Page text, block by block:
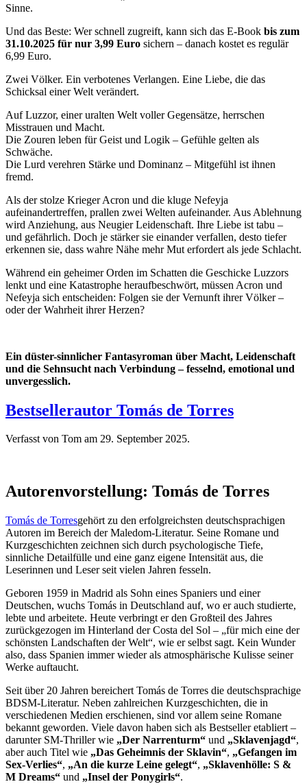
Sinne.
Und das Beste: Wer schnell zugreift, kann sich das E-Book bis zum
31.10.2025 für nur 3,99 Euro sichern – danach kostet es regulär
6,99 Euro.
Zwei Völker. Ein verbotenes Verlangen. Eine Liebe, die das
Schicksal einer Welt verändert.
Auf Luzzor, einer uralten Welt voller Gegensätze, herrschen
Misstrauen und Macht.
Die Zouren leben für Geist und Logik – Gefühle gelten als
Schwäche.
Die Lurd verehren Stärke und Dominanz – Mitgefühl ist ihnen
fremd.
Als der stolze Krieger Acron und die kluge Nefeyja
aufeinandertreffen, prallen zwei Welten aufeinander. Aus Ablehnung
wird Anziehung, aus Neugier Leidenschaft. Ihre Liebe ist tabu –
und gefährlich. Doch je stärker sie einander verfallen, desto tiefer
erkennen sie, dass wahre Nähe mehr Mut erfordert als jede Schlacht.
Während ein geheimer Orden im Schatten die Geschicke Luzzors
lenkt und eine Katastrophe heraufbeschwört, müssen Acron und
Nefeyja sich entscheiden: Folgen sie der Vernunft ihrer Völker –
oder der Wahrheit ihrer Herzen?
Ein düster-sinnlicher Fantasyroman über Macht, Leidenschaft
und die Sehnsucht nach Verbindung – fesselnd, emotional und
unvergesslich.
Bestsellerautor Tomás de Torres
Verfasst von Tom am 29. September 2025.
Autorenvorstellung: Tomás de Torres
Tomás de Torresgehört zu den erfolgreichsten deutschsprachigen
Autoren im Bereich der Maledom-Literatur. Seine Romane und
Kurzgeschichten zeichnen sich durch psychologische Tiefe,
sinnliche Detailfülle und eine ganz eigene Intensität aus, die
Leserinnen und Leser seit vielen Jahren fesseln.
Geboren 1959 in Madrid als Sohn eines Spaniers und einer
Deutschen, wuchs Tomás in Deutschland auf, wo er auch studierte,
lebte und arbeitete. Heute verbringt er den Großteil des Jahres
zurückgezogen im Hinterland der Costa del Sol – „für mich eine der
schönsten Landschaften der Welt“, wie er selbst sagt. Kein Wunder
also, dass Spanien immer wieder als atmosphärische Kulisse seiner
Werke auftaucht.
Seit über 20 Jahren bereichert Tomás de Torres die deutschsprachige
BDSM-Literatur. Neben zahlreichen Kurzgeschichten, die in
verschiedenen Medien erschienen, sind vor allem seine Romane
bekannt geworden. Viele davon haben sich als Bestseller etabliert –
darunter SM-Thriller wie „Der Narrenturm“ und „Sklavenjagd“,
aber auch Titel wie „Das Geheimnis der Sklavin“, „Gefangen im
Sex-Verlies“, „An die kurze Leine gelegt“, „Sklavenhölle: S &
M Dreams“ und „Insel der Ponygirls“.